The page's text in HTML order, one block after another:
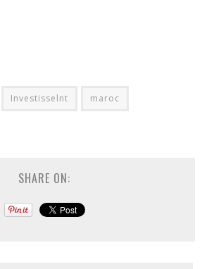
Investisselnt maroc
SHARE ON: